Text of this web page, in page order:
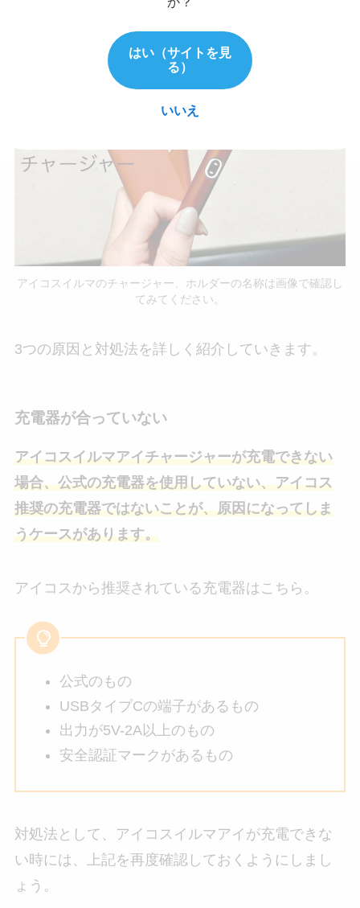
アイコスイルマのチャージャー、ホルダーの名称は画像で確認し
てみてください。
3つの原因と対処法を詳しく紹介していきます。
充電器が合っていない
アイコスイルマアイチャージャーが充電できない
場合、公式の充電器を使用していない、アイコス
推奨の充電器ではないことが、原因になってしま
うケースがあります。
アイコスから推奨されている充電器はこちら。
公式のもの
USBタイプCの端子があるもの
出力が5V-2A以上のもの
安全認証マークがあるもの
対処法として、アイコスイルマアイが充電できな
い時には、上記を再度確認しておくようにしまし
ょう。
はい（サイトを見
る）
いいえ